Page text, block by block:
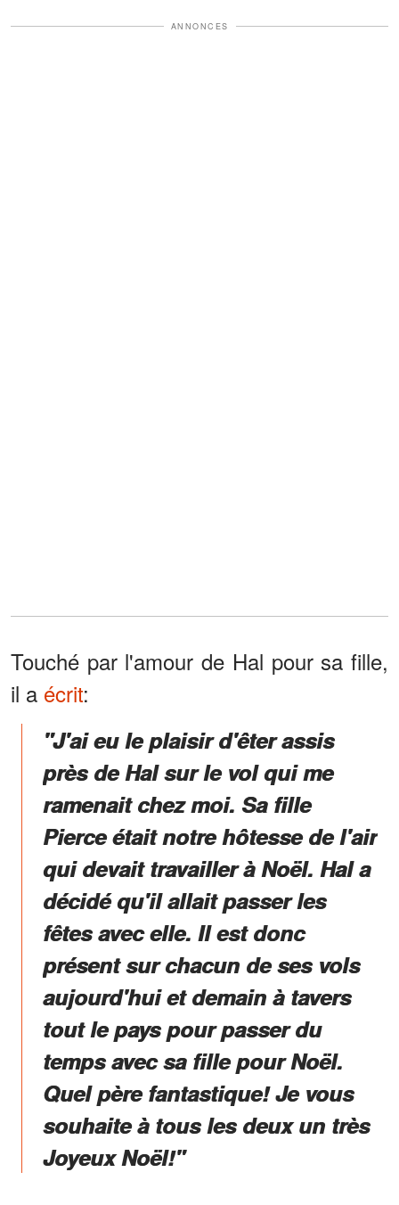
ANNONCES
Touché par l'amour de Hal pour sa fille,
il a écrit:
"J'ai eu le plaisir d'êter assis
près de Hal sur le vol qui me
ramenait chez moi. Sa fille
Pierce était notre hôtesse de l'air
qui devait travailler à Noël. Hal a
décidé qu'il allait passer les
fêtes avec elle. Il est donc
présent sur chacun de ses vols
aujourd'hui et demain à tavers
tout le pays pour passer du
temps avec sa fille pour Noël.
Quel père fantastique! Je vous
souhaite à tous les deux un très
Joyeux Noël!"